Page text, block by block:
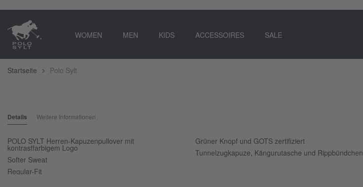
WOMEN MEN KIDS ACCESSOIRES SALE
Startseite
Polo Sylt
Bildgalerie
der
springen
Details
POLO SYLT Herren-Kapuzenpullover mit
kontrastfarbigem Logo
Softer Sweat
Regular-Fit
Grüner Knopf und GOTS zertifiziert
Tunnelzugkapuze, Kängurutasche und Rippbündchen
Weitere Informationen